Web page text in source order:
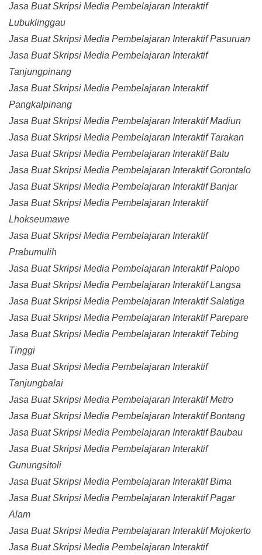
Jasa Buat Skripsi Media Pembelajaran Interaktif
Lubuklinggau
Jasa Buat Skripsi Media Pembelajaran Interaktif Pasuruan
Jasa Buat Skripsi Media Pembelajaran Interaktif
Tanjungpinang
Jasa Buat Skripsi Media Pembelajaran Interaktif
Pangkalpinang
Jasa Buat Skripsi Media Pembelajaran Interaktif Madiun
Jasa Buat Skripsi Media Pembelajaran Interaktif Tarakan
Jasa Buat Skripsi Media Pembelajaran Interaktif Batu
Jasa Buat Skripsi Media Pembelajaran Interaktif Gorontalo
Jasa Buat Skripsi Media Pembelajaran Interaktif Banjar
Jasa Buat Skripsi Media Pembelajaran Interaktif
Lhokseumawe
Jasa Buat Skripsi Media Pembelajaran Interaktif
Prabumulih
Jasa Buat Skripsi Media Pembelajaran Interaktif Palopo
Jasa Buat Skripsi Media Pembelajaran Interaktif Langsa
Jasa Buat Skripsi Media Pembelajaran Interaktif Salatiga
Jasa Buat Skripsi Media Pembelajaran Interaktif Parepare
Jasa Buat Skripsi Media Pembelajaran Interaktif Tebing
Tinggi
Jasa Buat Skripsi Media Pembelajaran Interaktif
Tanjungbalai
Jasa Buat Skripsi Media Pembelajaran Interaktif Metro
Jasa Buat Skripsi Media Pembelajaran Interaktif Bontang
Jasa Buat Skripsi Media Pembelajaran Interaktif Baubau
Jasa Buat Skripsi Media Pembelajaran Interaktif
Gunungsitoli
Jasa Buat Skripsi Media Pembelajaran Interaktif Bima
Jasa Buat Skripsi Media Pembelajaran Interaktif Pagar
Alam
Jasa Buat Skripsi Media Pembelajaran Interaktif Mojokerto
Jasa Buat Skripsi Media Pembelajaran Interaktif